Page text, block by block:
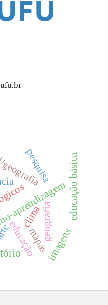
clima educação básica
geografia
pesquisa
educação imagens
mapas